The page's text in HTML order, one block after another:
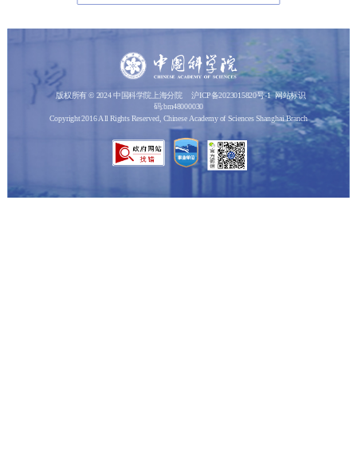
版权所有 © 2024 中国科学院上海分院 沪ICP备2023015820号-1 网站标识
码:bm48000030
Copyright 2016 All Rights Reserved, Chinese Academy of Sciences Shanghai Branch